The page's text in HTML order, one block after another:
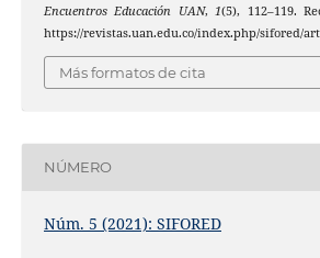
Encuentros Educación UAN,1(5), 112–119.
https://revistas.uan.edu.co/index.php/sifored/
Más formatos de cita
NÚMERO
Núm. 5 (2021): SIFORED